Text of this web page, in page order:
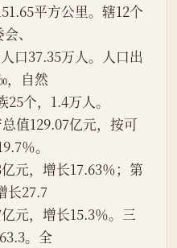
、
口37.35万人。人口出
，自然
个，1.4万人。
％。
元，增长17.63％；第
长27.7
元，增长15.3％。三
。全